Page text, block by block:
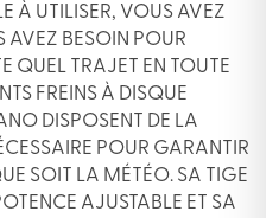
À UTILISER, VOUS AVEZ
AVEZ BESOIN POUR
QUEL TRAJET EN TOUTE
FREINS À DISQUE
DISPOSENT DE LA
POUR GARANTIR
SOIT LA MÉTÉO. SA TIGE
AJUSTABLE ET SA